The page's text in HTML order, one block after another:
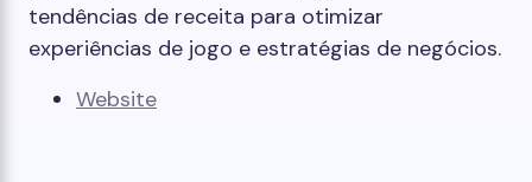
tendências de receita para otimizar
experiências de jogo e estratégias de negócios.
Website